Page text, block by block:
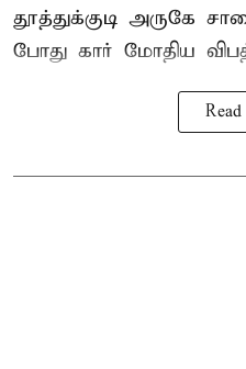
தூத்துக்குடி அருகே
போது கார் மோதிய